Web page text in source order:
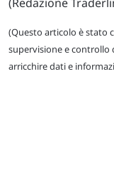
(Questo articolo è stato
supervisione e controllo
arricchire dati e